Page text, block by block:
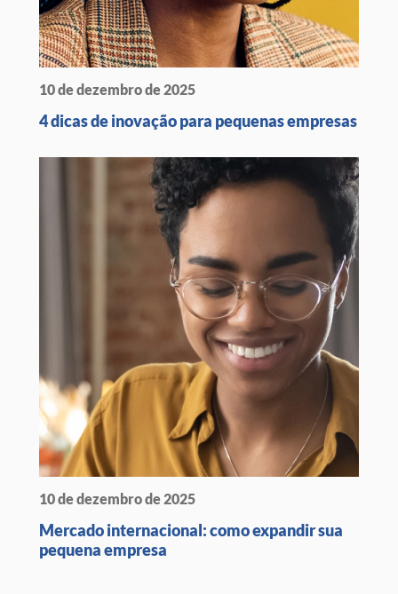
10 de dezembro de 2025
4 dicas de inovação para pequenas empresas
10 de dezembro de 2025
Mercado internacional: como expandir sua
pequena empresa